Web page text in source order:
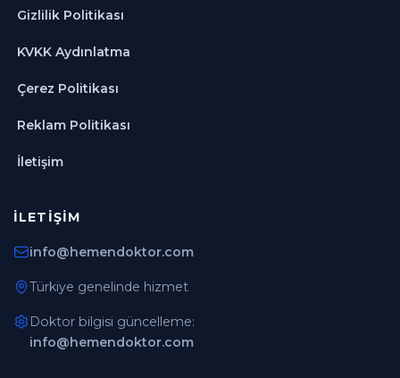
Gizlilik Politikası
KVKK Aydınlatma
Çerez Politikası
Reklam Politikası
İletişim
İLETIŞIM
info@hemendoktor.com
Türkiye genelinde hizmet
Doktor bilgisi güncelleme:
info@hemendoktor.com